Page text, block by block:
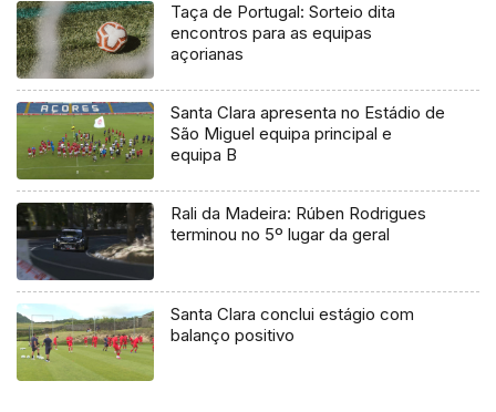
Taça de Portugal: Sorteio dita
encontros para as equipas
açorianas
Santa Clara apresenta no Estádio de
São Miguel equipa principal e
equipa B
Rali da Madeira: Rúben Rodrigues
terminou no 5º lugar da geral
Santa Clara conclui estágio com
balanço positivo